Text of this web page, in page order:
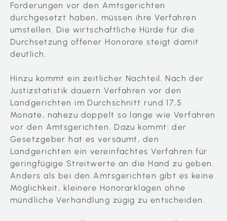
Forderungen vor den Amtsgerichten
durchgesetzt haben, müssen ihre Verfahren
umstellen. Die wirtschaftliche Hürde für die
Durchsetzung offener Honorare steigt damit
deutlich.
Hinzu kommt ein zeitlicher Nachteil. Nach der
Justizstatistik dauern Verfahren vor den
Landgerichten im Durchschnitt rund 17,5
Monate, nahezu doppelt so lange wie Verfahren
vor den Amtsgerichten. Dazu kommt: der
Gesetzgeber hat es versäumt, den
Landgerichten ein vereinfachtes Verfahren für
geringfügige Streitwerte an die Hand zu geben.
Anders als bei den Amtsgerichten gibt es keine
Möglichkeit, kleinere Honorarklagen ohne
mündliche Verhandlung zügig zu entscheiden.